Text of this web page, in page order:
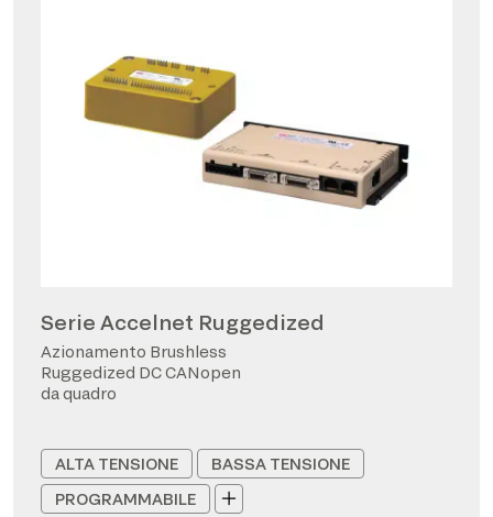
Serie Accelnet Ruggedized
Azionamento Brushless
Ruggedized DC CANopen
da quadro
ALTA TENSIONE
BASSA TENSIONE
PROGRAMMABILE